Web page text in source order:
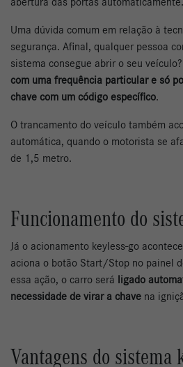
Uma dúvida comum em relação à
segurança. Afinal, qualquer pessoa
sistema consegue abrir o seu
com uma frequência particular e só
chave com um código específico.
O trancamento do veículo também
automática, quando o motorista se
de 1,5 metro.
Funcionamento do
Já o acionamento keyless-go
aciona o botão Start/Stop no painel
essa ação, o carro será
ligado
necessidade de virar a chave na
Vantagens do sistema